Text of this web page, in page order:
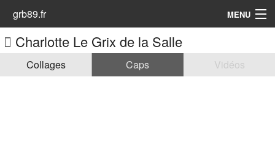
grb89.fr MENU
Accueil
Les Animatrices
Charlotte Le Grix de la Salle
Collages Caps Vidéos